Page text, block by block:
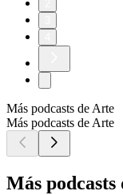
Más podcasts de Arte
Más podcasts de Arte
Más podcasts